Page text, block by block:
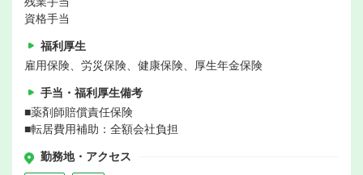
資格手当
福利厚生
雇用保険、労災保険、健康保険、厚生年金保険
手当・福利厚生備考
■薬剤師賠償責任保険
■転居費用補助：全額会社負担
勤務地・アクセス